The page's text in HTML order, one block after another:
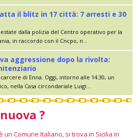
il blitz in 17 città: 7 arresti e 30
dalla polizia del Centro operativo per la
in raccordo con il Cncpo, n...
aggressione dopo la rivolta:
di Enna. Oggi, intorno alle 14.30, un
nella Casa circondariale Luigi...
?
un Comune Italiano, si trova in Sicilia in